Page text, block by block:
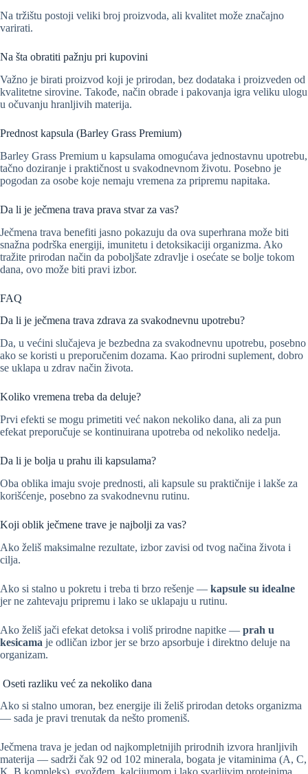
Na tržištu postoji veliki broj proizvoda, ali kvalitet može značajno
varirati.
Na šta obratiti pažnju pri kupovini
Važno je birati proizvod koji je prirodan, bez dodataka i proizveden od
kvalitetne sirovine. Takođe, način obrade i pakovanja igra veliku ulogu
u očuvanju hranljivih materija.
Prednost kapsula (Barley Grass Premium)
Barley Grass Premium u kapsulama omogućava jednostavnu upotrebu,
tačno doziranje i praktičnost u svakodnevnom životu. Posebno je
pogodan za osobe koje nemaju vremena za pripremu napitaka.
Da li je ječmena trava prava stvar za vas?
Ječmena trava benefiti jasno pokazuju da ova superhrana može biti
snažna podrška energiji, imunitetu i detoksikaciji organizma. Ako
tražite prirodan način da poboljšate zdravlje i osećate se bolje tokom
dana, ovo može biti pravi izbor.
FAQ
Da li je ječmena trava zdrava za svakodnevnu upotrebu?
Da, u većini slučajeva je bezbedna za svakodnevnu upotrebu, posebno
ako se koristi u preporučenim dozama. Kao prirodni suplement, dobro
se uklapa u zdrav način života.
Koliko vremena treba da deluje?
Prvi efekti se mogu primetiti već nakon nekoliko dana, ali za pun
efekat preporučuje se kontinuirana upotreba od nekoliko nedelja.
Da li je bolja u prahu ili kapsulama?
Oba oblika imaju svoje prednosti, ali kapsule su praktičnije i lakše za
korišćenje, posebno za svakodnevnu rutinu.
Koji oblik ječmene trave je najbolji za vas?
Ako želiš maksimalne rezultate, izbor zavisi od tvog načina života i
cilja.
Ako si stalno u pokretu i treba ti brzo rešenje — kapsule su idealne
jer ne zahtevaju pripremu i lako se uklapaju u rutinu.
Ako želiš jači efekat detoksa i voliš prirodne napitke — prah u
kesicama je odličan izbor jer se brzo apsorbuje i direktno deluje na
organizam.
Oseti razliku već za nekoliko dana
Ako si stalno umoran, bez energije ili želiš prirodan detoks organizma
— sada je pravi trenutak da nešto promeniš.
Ječmena trava je jedan od najkompletnijih prirodnih izvora hranljivih
materija — sadrži čak 92 od 102 minerala, bogata je vitaminima (A, C,